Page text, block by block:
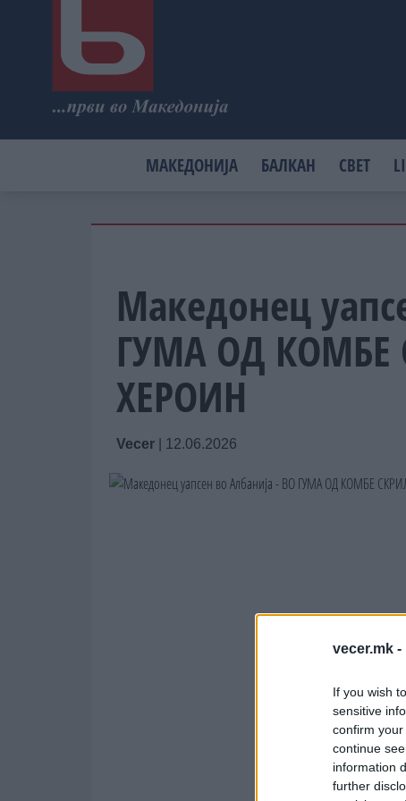
vecer.mk -
If you wish
sensitive
confirm
continue
information
further
МАКЕДОНИЈА БАЛКАН СВЕТ
Македонец
ГУМА ОД КОМБЕ
ХЕРОИН
Vecer 12.06.2026